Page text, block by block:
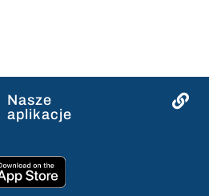
Nasze
aplikacje
